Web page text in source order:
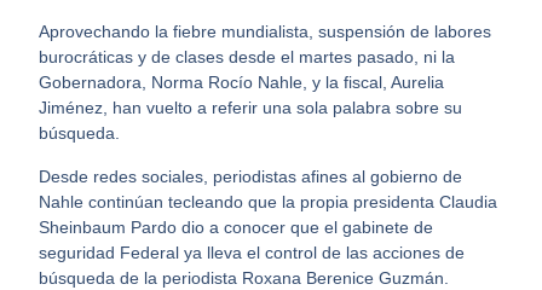
Aprovechando la fiebre mundialista, suspensión de labores
burocráticas y de clases desde el martes pasado, ni la
Gobernadora, Norma Rocío Nahle, y la fiscal, Aurelia
Jiménez, han vuelto a referir una sola palabra sobre su
búsqueda.
Desde redes sociales, periodistas afines al gobierno de
Nahle continúan tecleando que la propia presidenta Claudia
Sheinbaum Pardo dio a conocer que el gabinete de
seguridad Federal ya lleva el control de las acciones de
búsqueda de la periodista Roxana Berenice Guzmán.